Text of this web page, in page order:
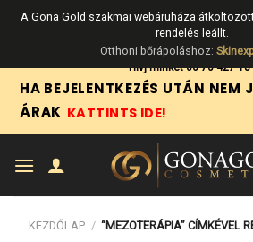
Skip
content
Hívj minket 06 70 427 18
HA BEJELENTKEZÉS UTÁN NEM
ÁRAK KATTINTS IDE!
KEZDŐLAP / “MEZOTERÁPIA” CÍMKÉVEL
A Gona Gold szakmai webáruháza
rendelés leállt.
Otthoni bőrápoláshoz: